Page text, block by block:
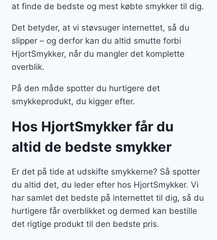
at finde de bedste og mest købte smykker til dig.
Det betyder, at vi støvsuger internettet, så du
slipper – og derfor kan du altid smutte forbi
HjortSmykker, når du mangler det komplette
overblik.
På den måde spotter du hurtigere det
smykkeprodukt, du kigger efter.
Hos HjortSmykker får du
altid de bedste smykker
Er det på tide at udskifte smykkerne? Så spotter
du altid det, du leder efter hos HjortSmykker. Vi
har samlet det bedste på internettet til dig, så du
hurtigere får overblikket og dermed kan bestille
det rigtige produkt til den bedste pris.